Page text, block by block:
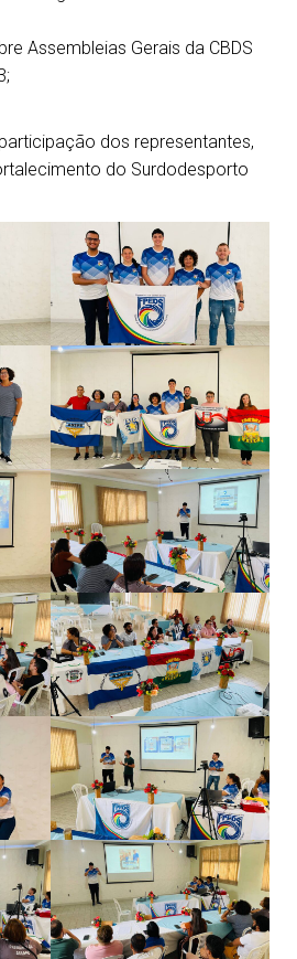
Assembleias Gerais da CBDS
dos representantes,
do Surdodesporto